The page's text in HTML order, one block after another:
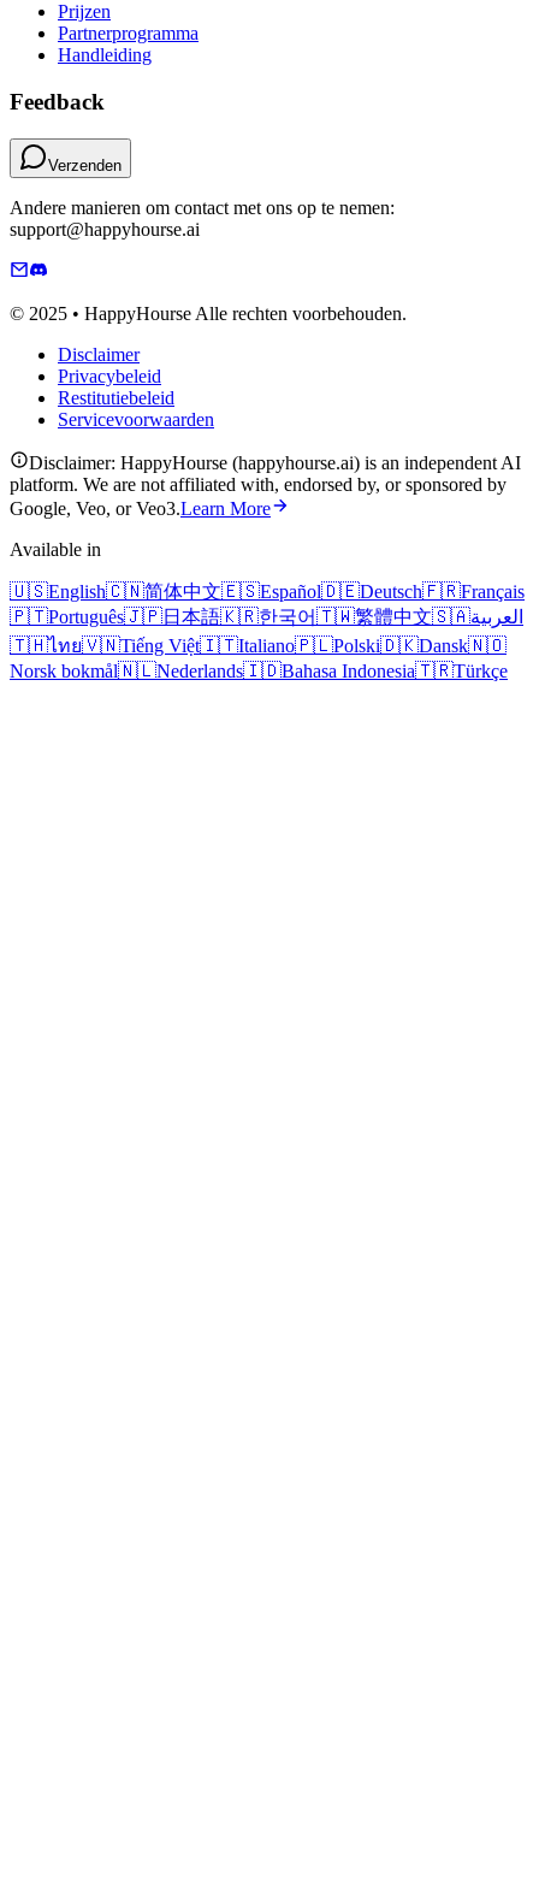
Prijzen
Partnerprogramma
Handleiding
Feedback
Verzenden
Andere manieren om contact met ons op te nemen:
support@happyhourse.ai
© 2025 • HappyHourse Alle rechten voorbehouden.
Disclaimer
Privacybeleid
Restitutiebeleid
Servicevoorwaarden
Disclaimer: HappyHourse (happyhourse.ai) is an independent AI
platform. We are not affiliated with, endorsed by, or sponsored by
Google, Veo, or Veo3.Learn More
Available in
🇺🇸English🇨🇳简体中文🇪🇸Español🇩🇪Deutsch🇫🇷Français
🇵🇹Português🇯🇵日本語🇰🇷한국어🇹🇼繁體中文🇸🇦العربية
🇹🇭ไทย🇻🇳Tiếng Việt🇮🇹Italiano🇵🇱Polski🇩🇰Dansk🇳🇴
Norsk bokmål🇳🇱Nederlands🇮🇩Bahasa Indonesia🇹🇷Türkçe